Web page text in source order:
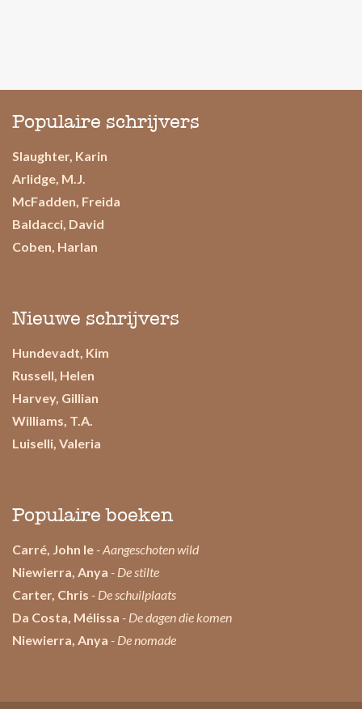
Populaire schrijvers
Slaughter, Karin
Arlidge, M.J.
McFadden, Freida
Baldacci, David
Coben, Harlan
Nieuwe schrijvers
Hundevadt, Kim
Russell, Helen
Harvey, Gillian
Williams, T.A.
Luiselli, Valeria
Populaire boeken
Carré, John le - Aangeschoten wild
Niewierra, Anya - De stilte
Carter, Chris - De schuilplaats
Da Costa, Mélissa - De dagen die komen
Niewierra, Anya - De nomade